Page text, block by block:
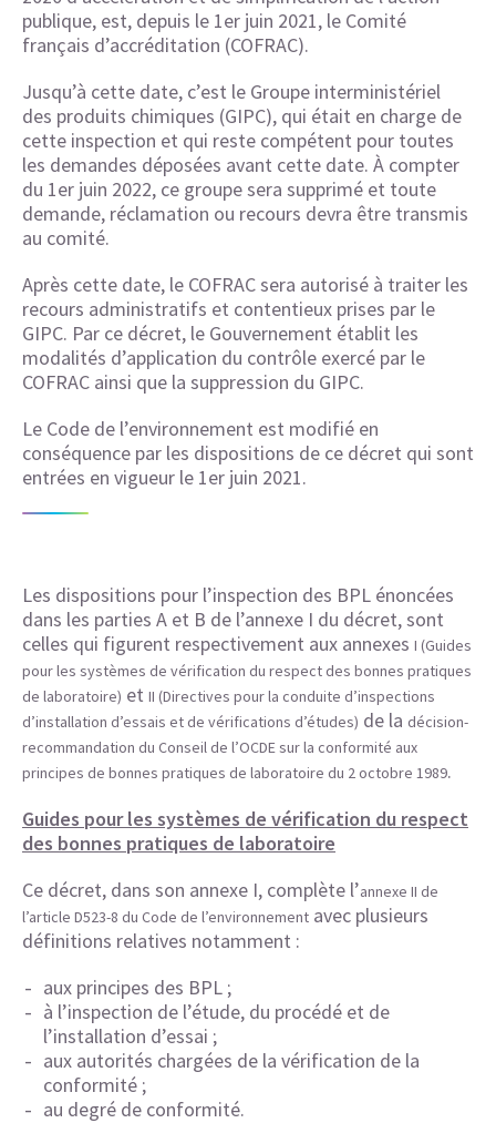
publique, est, depuis le 1er juin 2021, le Comité
français d’accréditation (COFRAC).
Jusqu’à cette date, c’est le Groupe interministériel
des produits chimiques (GIPC), qui était en charge de
cette inspection et qui reste compétent pour toutes
les demandes déposées avant cette date. À compter
du 1er juin 2022, ce groupe sera supprimé et toute
demande, réclamation ou recours devra être transmis
au comité.
Après cette date, le COFRAC sera autorisé à traiter les
recours administratifs et contentieux prises par le
GIPC. Par ce décret, le Gouvernement établit les
modalités d’application du contrôle exercé par le
COFRAC ainsi que la suppression du GIPC.
Le Code de l’environnement est modifié en
conséquence par les dispositions de ce décret qui sont
entrées en vigueur le 1er juin 2021.
Les dispositions pour l’inspection des BPL énoncées
dans les parties A et B de l’annexe I du décret, sont
celles qui figurent respectivement aux annexes I (Guides
pour les systèmes de vérification du respect des bonnes pratiques
de laboratoire) et II (Directives pour la conduite d’inspections
d’installation d’essais et de vérifications d’études) de la décision-
recommandation du Conseil de l’OCDE sur la conformité aux
principes de bonnes pratiques de laboratoire du 2 octobre 1989.
Guides pour les systèmes de vérification du respect
des bonnes pratiques de laboratoire
Ce décret, dans son annexe I, complète l’annexe II de
l’article D523-8 du Code de l’environnement avec plusieurs
définitions relatives notamment :
aux principes des BPL ;
à l’inspection de l’étude, du procédé et de
l’installation d’essai ;
aux autorités chargées de la vérification de la
conformité ;
au degré de conformité.